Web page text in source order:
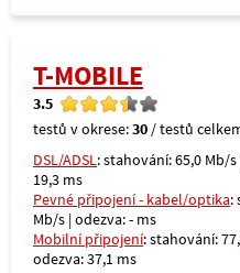
T-MOBILE
3.5
testů v okrese:30 / testů
DSL/ADSL: stahování: 65,0 Mb/
19,3 ms
Pevné připojení - kabel/optika:
Mb/s | odezva: - ms
Mobilní připojení: stahování:
odezva: 37,1 ms